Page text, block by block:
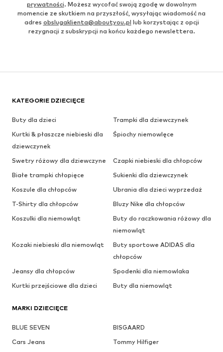
prywatności. Możesz wycofać swoją zgodę w dowolnym
momencie ze skutkiem na przyszłość, wysyłając wiadomość na
adres obslugaklienta@aboutyou.pl lub korzystając z opcji
rezygnacji z subskrypcji na końcu każdego newslettera.
KATEGORIE DZIECIĘCE
Buty dla dzieci
Trampki dla dziewczynek
Kurtki & płaszcze niebieski dla
dziewczynek
Śpiochy niemowlęce
Swetry różowy dla dziewczyne
Czapki niebieski dla chłopców
Białe trampki chłopięce
Sukienki dla dziewczynek
Koszule dla chłopców
Ubrania dla dzieci wyprzedaż
T-Shirty dla chłopców
Bluzy Nike dla chłopców
Koszulki dla niemowląt
Buty do raczkowania różowy dla
niemowląt
Kozaki niebieski dla niemowląt
Buty sportowe ADIDAS dla
chłopców
Jeansy dla chłopców
Spodenki dla niemowlaka
Kurtki przejściowe dla dzieci
Buty dla niemowląt
MARKI DZIECIĘCE
BLUE SEVEN
BISGAARD
Cars Jeans
Tommy Hilfiger